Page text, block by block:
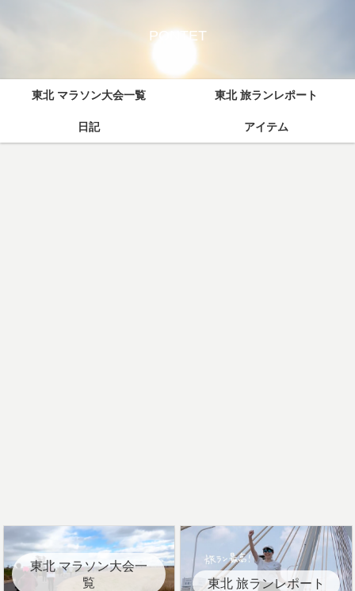
PONTET
東北 マラソン大会一覧 東北 旅ランレポート
日記 アイテム
東北 マラソン大会一
覧
東北 旅ランレポート